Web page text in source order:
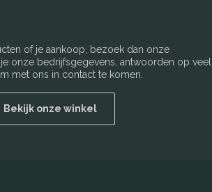
of je aankoop, bezoek dan onze
onze bedrijfsgegevens, antwoorden op veel
met ons in contact te komen.
Bekijk onze winkel